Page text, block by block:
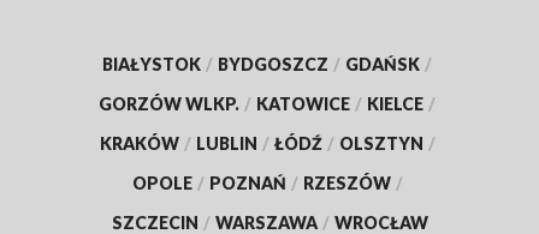
BIAŁYSTOK / BYDGOSZCZ / GDAŃSK /
GORZÓW WLKP. / KATOWICE / KIELCE /
KRAKÓW / LUBLIN / ŁÓDŹ / OLSZTYN /
OPOLE / POZNAŃ / RZESZÓW /
SZCZECIN / WARSZAWA / WROCŁAW